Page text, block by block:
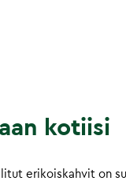
kotiisi
erikoiskahvit on